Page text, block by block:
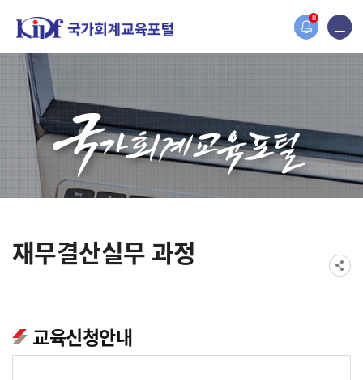
N
홈페이지가 새롭게 개편되었습니다.
한국조세재정연구원홈페이지가 새롭게 개설되었습니다.
재무결산실무 과정
교육신청안내